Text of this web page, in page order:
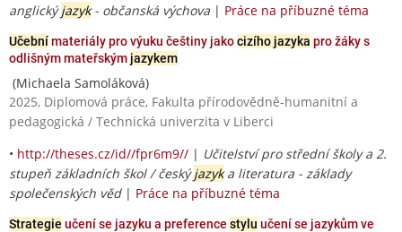
anglickýjazyk- občanská výchova | Práce na příbuzné téma
Učebnímateriály pro výuku češtiny jakocizího jazyka pro žáky s
odlišným mateřským jazykem
(Michaela Samoláková)
2025, Diplomová práce, Fakulta přírodovědně-humanitní a
pedagogická / Technická univerzita v Liberci
• http://theses.cz/id//fpr6m9// | Učitelství pro střední školy a 2.
stupeň základních škol / českýjazyka literatura - základy
společenských věd| Práce na příbuzné téma
Strategie učení se jazyku a preference stylu učení se jazykům ve